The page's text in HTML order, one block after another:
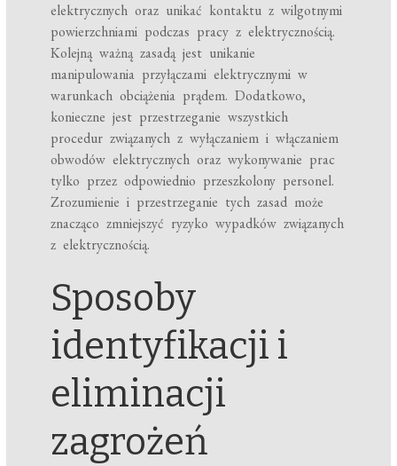
elektrycznych oraz unikać kontaktu z wilgotnymi
powierzchniami podczas pracy z elektrycznością.
Kolejną ważną zasadą jest unikanie
manipulowania przyłączami elektrycznymi w
warunkach obciążenia prądem. Dodatkowo,
konieczne jest przestrzeganie wszystkich
procedur związanych z wyłączaniem i włączaniem
obwodów elektrycznych oraz wykonywanie prac
tylko przez odpowiednio przeszkolony personel.
Zrozumienie i przestrzeganie tych zasad może
znacząco zmniejszyć ryzyko wypadków związanych
z elektrycznością.
Sposoby
identyfikacji i
eliminacji
zagrożeń